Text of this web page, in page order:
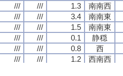
/// /// 1.3
南南西
/// /// 3.4
南南東
/// /// 1.5
南南東
/// /// 0.1
静穏
/// /// 0.8
西
/// /// 1.2
西南西
/// /// 1.3
南南西
/// /// 3.4
南南東
/// /// 1.5
南南東
/// /// 0.1
静穏
/// /// 0.8
西
/// /// 1.2
西南西
/// /// 1.3
南南西
/// /// 3.4
南南東
/// /// 1.5
南南東
/// /// 0.1
静穏
/// /// 0.8
西
/// /// 1.2
西南西
/// /// 1.3
南南西
/// /// 3.4
南南東
/// /// 1.5
南南東
/// /// 0.1
静穏
/// /// 0.8
西
/// /// 1.2
西南西